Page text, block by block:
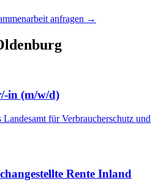
anfragen →
in (m/w/d)
für Verbraucherschutz und
Rente Inland